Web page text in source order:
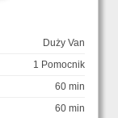
Duży Van
1 Pomocnik
60 min
60 min